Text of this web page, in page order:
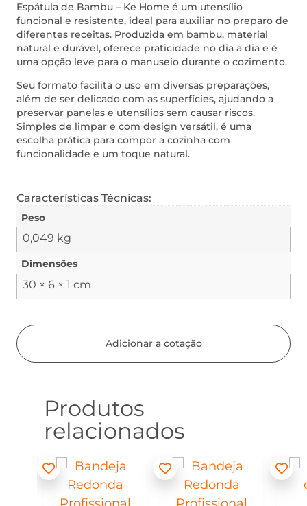
Espátula de Bambu – Ke Home é um utensílio
funcional e resistente, ideal para auxiliar no preparo de
diferentes receitas. Produzida em bambu, material
natural e durável, oferece praticidade no dia a dia e é
uma opção leve para o manuseio durante o cozimento.
Seu formato facilita o uso em diversas preparações,
além de ser delicado com as superfícies, ajudando a
preservar panelas e utensílios sem causar riscos.
Simples de limpar e com design versátil, é uma
escolha prática para compor a cozinha com
funcionalidade e um toque natural.
Características Técnicas:
Peso
0,049 kg
Dimensões
30 × 6 × 1 cm
Adicionar a cotação
Produtos
relacionados